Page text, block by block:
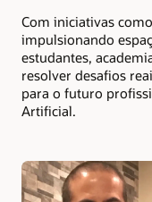
Com iniciativas
impulsionando
estudantes,
resolver desafios
para o futuro
Artificial.